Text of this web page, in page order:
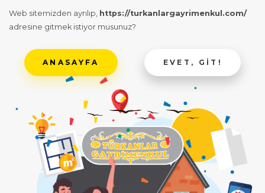
Web sitemizden ayrılıp, https://turkanlargayrimenkul.com/
adresine gitmek istiyor musunuz?
ANASAYFA EVET, GIT!